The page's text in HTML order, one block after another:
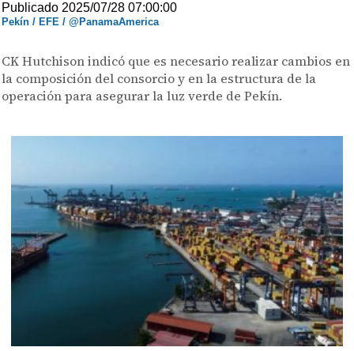
Publicado 2025/07/28 07:00:00
Pekín / EFE / @PanamaAmerica
CK Hutchison indicó que es necesario realizar cambios en
la composición del consorcio y en la estructura de la
operación para asegurar la luz verde de Pekín.